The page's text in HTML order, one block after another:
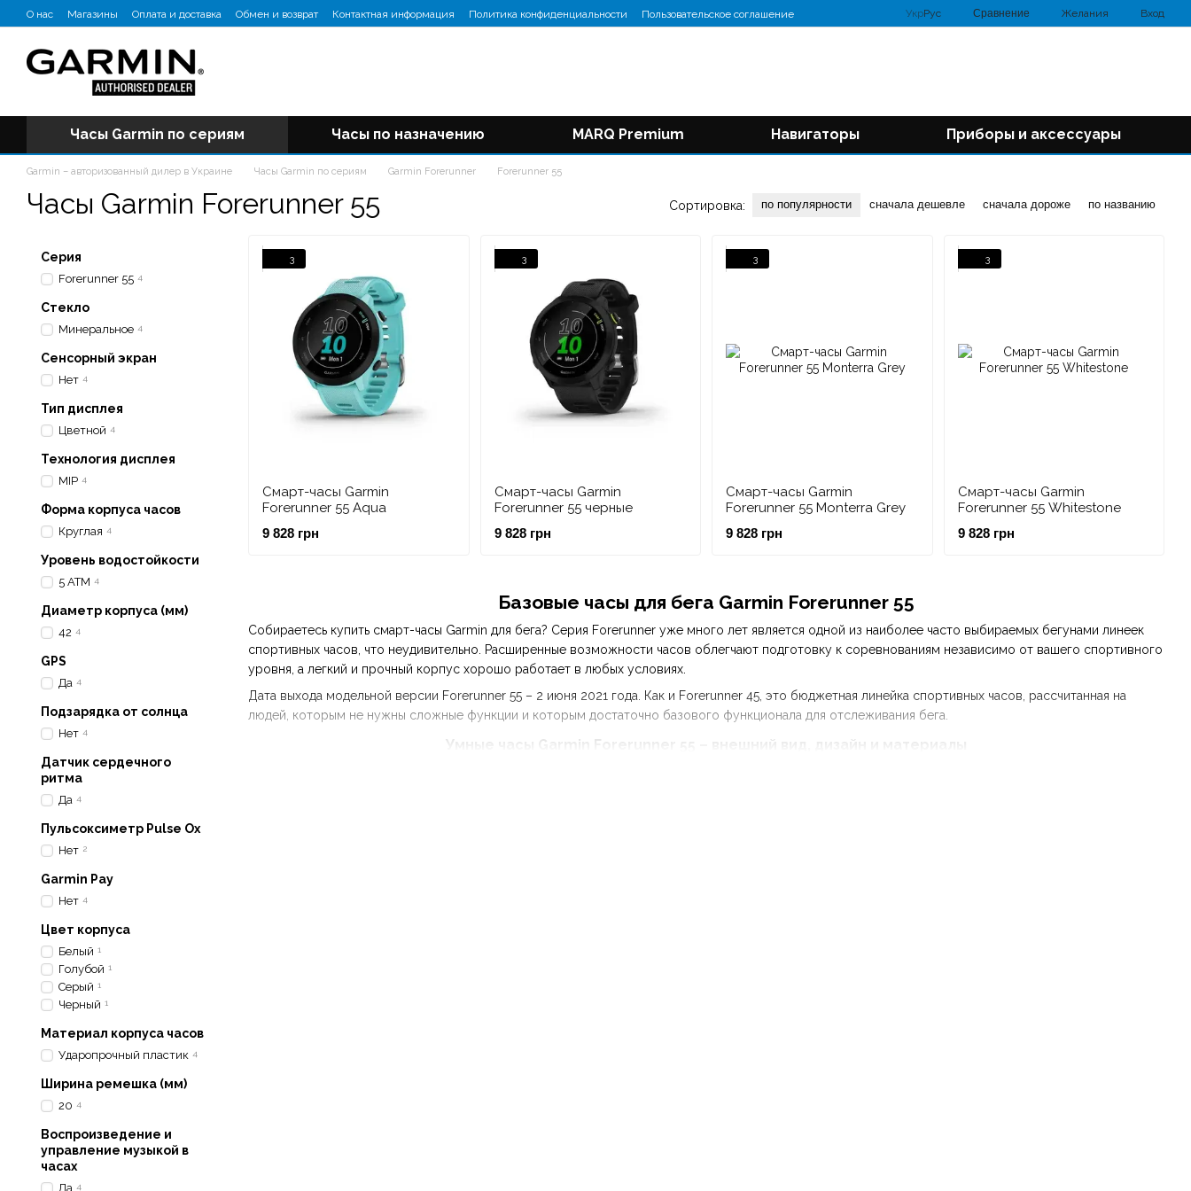
Перейти к основному контенту
О нас Магазины Оплата и доставка Обмен и возврат Контактная информация Политика конфиденциальности
Пользовательское соглашение
Отзывы о магазине
Блог
УкрРус Сравнение Желания Вход
Часы Garmin по сериям Часы по назначению MARQ Premium Навигаторы Приборы и аксессуары
Garmin – авторизованный дилер в Украине Часы Garmin по сериям Garmin Forerunner Forerunner 55
Часы Garmin Forerunner 55 Сортировка: по популярности сначала дешевле сначала дороже по названию
Базовые часы для бега Garmin Forerunner 55
Собираетесь купить смарт-часы Garmin для бега? Серия Forerunner уже много лет является одной из наиболее часто выбираемых бегунами линеек
спортивных часов, что неудивительно. Расширенные возможности часов облегчают подготовку к соревнованиям независимо от вашего спортивного
уровня, а легкий и прочный корпус хорошо работает в любых условиях.
Дата выхода модельной версии Forerunner 55 – 2 июня 2021 года. Как и Forerunner 45, это бюджетная линейка спортивных часов, рассчитанная на
людей, которым не нужны сложные функции и которым достаточно базового функционала для отслеживания бега.
Умные часы Garmin Forerunner 55 – внешний вид, дизайн и материалы
3
Смарт-часы Garmin
Forerunner 55 Aqua
9 828 грн
3
Смарт-часы Garmin
Forerunner 55 черные
9 828 грн
3
Смарт-часы Garmin
Forerunner 55 Monterra Grey
9 828 грн
3
Смарт-часы Garmin
Forerunner 55 Whitestone
9 828 грн
Серия
Forerunner 55 4
Стекло
Минеральное 4
Сенсорный экран
Нет 4
Тип дисплея
Цветной 4
Технология дисплея
MIP 4
Форма корпуса часов
Круглая 4
Уровень водостойкости
5 ATM 4
Диаметр корпуса (мм)
42 4
GPS
Да 4
Подзарядка от солнца
Нет 4
Датчик сердечного
ритма
Да 4
Пульсоксиметр Pulse Ox
Нет 2
Garmin Pay
Нет 4
Цвет корпуса
Белый 1
Голубой 1
Серый 1
Черный 1
Материал корпуса часов
Ударопрочный пластик 4
Ширина ремешка (мм)
20 4
Воспроизведение и
управление музыкой в
часах
Да 4